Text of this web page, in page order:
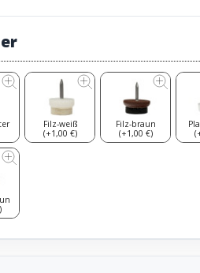
Filz-weiß
(+1,00 €)
Filz-braun
(+1,00 €)